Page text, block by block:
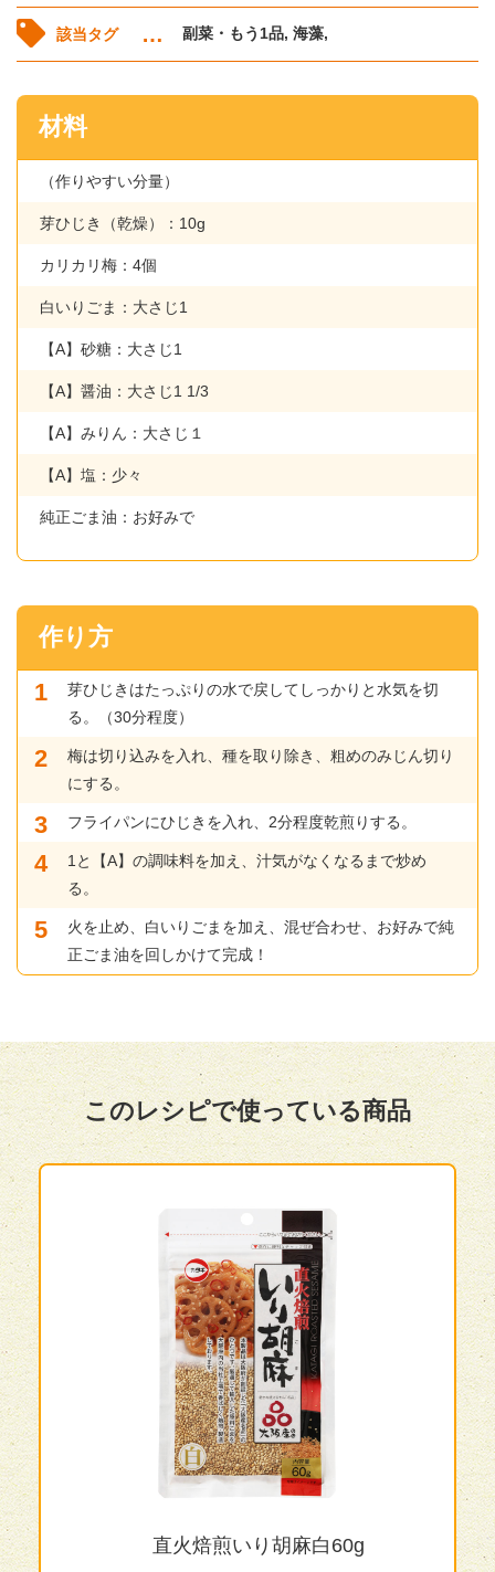
該当タグ 副菜・もう1品, 海藻,
材料
（作りやすい分量）
芽ひじき（乾燥）：10g
カリカリ梅：4個
白いりごま：大さじ1
【A】砂糖：大さじ1
【A】醤油：大さじ1 1/3
【A】みりん：大さじ１
【A】塩：少々
純正ごま油：お好みで
作り方
芽ひじきはたっぷりの水で戻してしっかりと水気を切
る。（30分程度）
梅は切り込みを入れ、種を取り除き、粗めのみじん切り
にする。
フライパンにひじきを入れ、2分程度乾煎りする。
1と【A】の調味料を加え、汁気がなくなるまで炒め
る。
火を止め、白いりごまを加え、混ぜ合わせ、お好みで純
正ごま油を回しかけて完成！
このレシピで使っている商品
直火焙煎いり胡麻白60g